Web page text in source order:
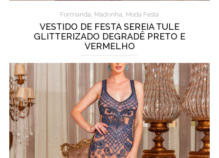
Formanda, Madrinha, Moda Festa
VESTIDO DE FESTA SEREIA TULE
GLITTERIZADO DEGRADÊ PRETO E
VERMELHO